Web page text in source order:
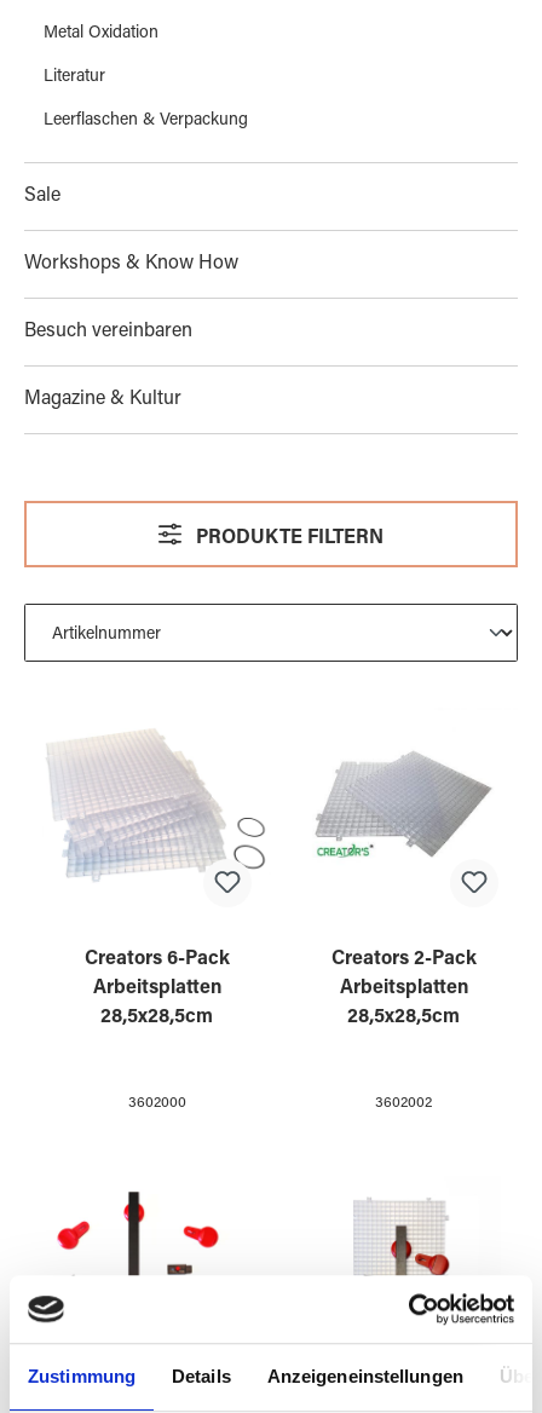
Zustimmung Details Anzeigeneinstellungen
Metal Oxidation
Literatur
Leerflaschen & Verpackung
Sale
Workshops & Know How
Besuch vereinbaren
Magazine & Kultur
PRODUKTE FILTERN
Creators 6-Pack
Arbeitsplatten
28,5x28,5cm
3602000
Creators 2-Pack
Arbeitsplatten
28,5x28,5cm
3602002